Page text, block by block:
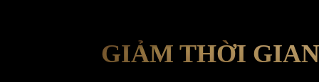
GIẢM THỜI